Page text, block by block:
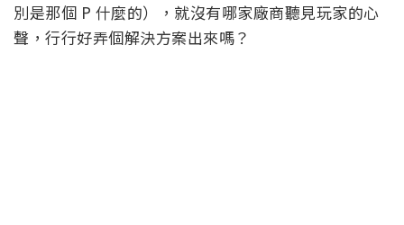
別是那個 P 什麼的），就沒有哪家廠商聽見玩家的心
聲，行行好弄個解決方案出來嗎？